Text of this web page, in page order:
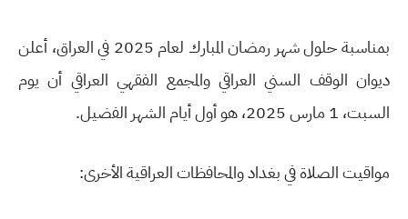
بمناسبة حلول شهر رمضان المبارك لعام 2025 في العراق، أعلن
ديوان الوقف السني العراقي والمجمع الفقهي العراقي أن يوم
السبت، 1 مارس 2025، هو أول أيام الشهر الفضيل.
مواقيت الصلاة في بغداد والمحافظات العراقية الأخرى: